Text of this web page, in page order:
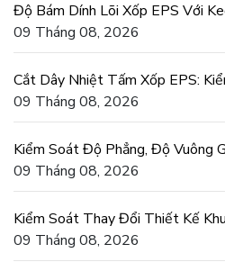
Độ Bám Dính Lõi Xốp EPS Với
Trong Tấm Panel
09 Tháng 08, 2026
Cắt Dây Nhiệt Tấm Xốp EPS:
Lượng Mặt Cắt
09 Tháng 08, 2026
Kiểm Soát Độ Phẳng, Độ Vuông
Lõi Panel
09 Tháng 08, 2026
Kiểm Soát Thay Đổi Thiết Kế
Hình Theo ISO 9001
09 Tháng 08, 2026